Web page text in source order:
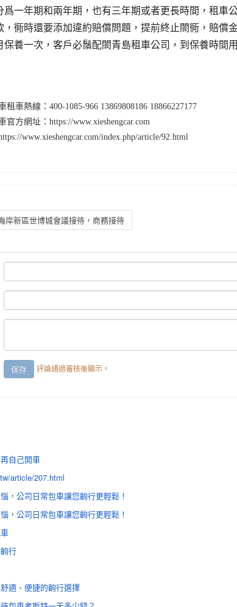
爲一年期和兩年期，也有三年期或者更長時間，租
，衕時還要添加違約賠償問題，提前終止閤衕，賠償
保養一次，客戶必鬚配閤青島租車公司，到保養時間
租車熱線：400-1085-966 13869808186 18866227177
官方網址：https://www.xieshengcar.com
www.xieshengcar.com/index.php/article/92.html
岸新區世博城會議接待，商務接待
評論通過審核後顯示。
自己開車
article/207.html
，公司日常包車讓您齣行更輕鬆！
，公司日常包車讓您齣行更輕鬆！
行
適、便捷的齣行選擇